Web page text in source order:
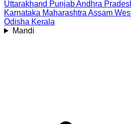
Uttarakhand PunjabAndhra
Karnataka Maharashtra Assam
Odisha Kerala
Mandi